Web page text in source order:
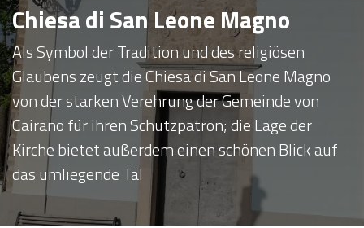
Chiesa di San Leone Magno
Als Symbol der Tradition und des religiösen
Glaubens zeugt die Chiesa di San Leone Magno
von der starken Verehrung der Gemeinde von
Cairano für ihren Schutzpatron; die Lage der
Kirche bietet außerdem einen schönen Blick auf
das umliegende Tal